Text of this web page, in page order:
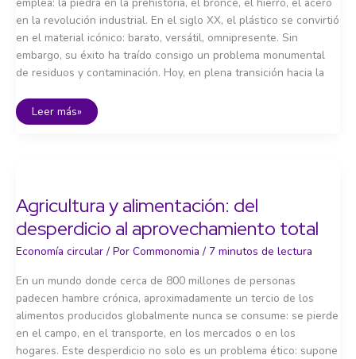
en la revolución industrial. En el siglo XX, el plástico se convirtió
en el material icónico: barato, versátil, omnipresente. Sin
embargo, su éxito ha traído consigo un problema monumental
de residuos y contaminación. Hoy, en plena transición hacia la
La
Leer más»
Agricultura y alimentación: del
desperdicio al aprovechamiento total
Economía circular / Por Commonomia / 7 minutos de lectura
En un mundo donde cerca de 800 millones de personas
padecen hambre crónica, aproximadamente un tercio de los
alimentos producidos globalmente nunca se consume: se pierde
en el campo, en el transporte, en los mercados o en los
hogares. Este desperdicio no solo es un problema ético: supone